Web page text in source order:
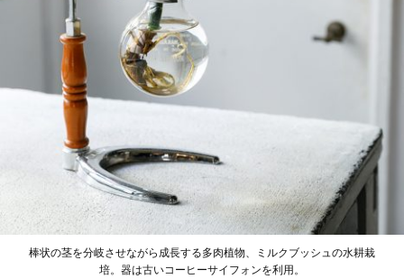
棒状の茎を分岐させながら成長する多肉植物、ミルクブッシュの水耕栽
培。器は古いコーヒーサイフォンを利用。